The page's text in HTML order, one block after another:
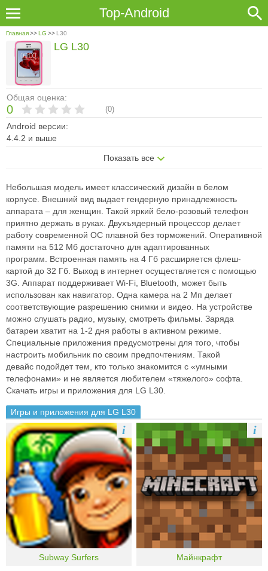
Top-Android
Главная>>LG >> L30
Общая оценка:
0 (0)
Android версии:
4.4.2 и выше
Показать все
LG L30
Небольшая модель имеет классический дизайн в белом
корпусе. Внешний вид выдает гендерную принадлежность
аппарата – для женщин. Такой яркий бело-розовый телефон
приятно держать в руках. Двухъядерный процессор делает
работу современной ОС плавной без торможений. Оперативной
памяти на 512 Мб достаточно для адаптированных
программ. Встроенная память на 4 Гб расширяется флеш-
картой до 32 Гб. Выход в интернет осуществляется с помощью
3G. Аппарат поддерживает Wi-Fi, Bluetooth, может быть
использован как навигатор. Одна камера на 2 Мп делает
соответствующие разрешению снимки и видео. На устройстве
можно слушать радио, музыку, смотреть фильмы. Заряда
батареи хватит на 1-2 дня работы в активном режиме.
Специальные приложения предусмотрены для того, чтобы
настроить мобильник по своим предпочтениям. Такой
девайс подойдет тем, кто только знакомится с «умными
телефонами» и не является любителем «тяжелого» софта.
Скачать игры и приложения для LG L30.
Игры и приложения для LG L30
Subway Surfers
i
Майнкрафт
i